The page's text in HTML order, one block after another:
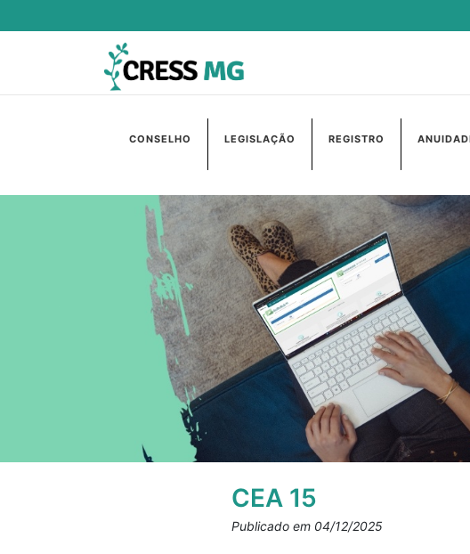
CONSELHO LEGISLAÇÃO REGISTRO
CEA 15
Publicado em 04/12/2025